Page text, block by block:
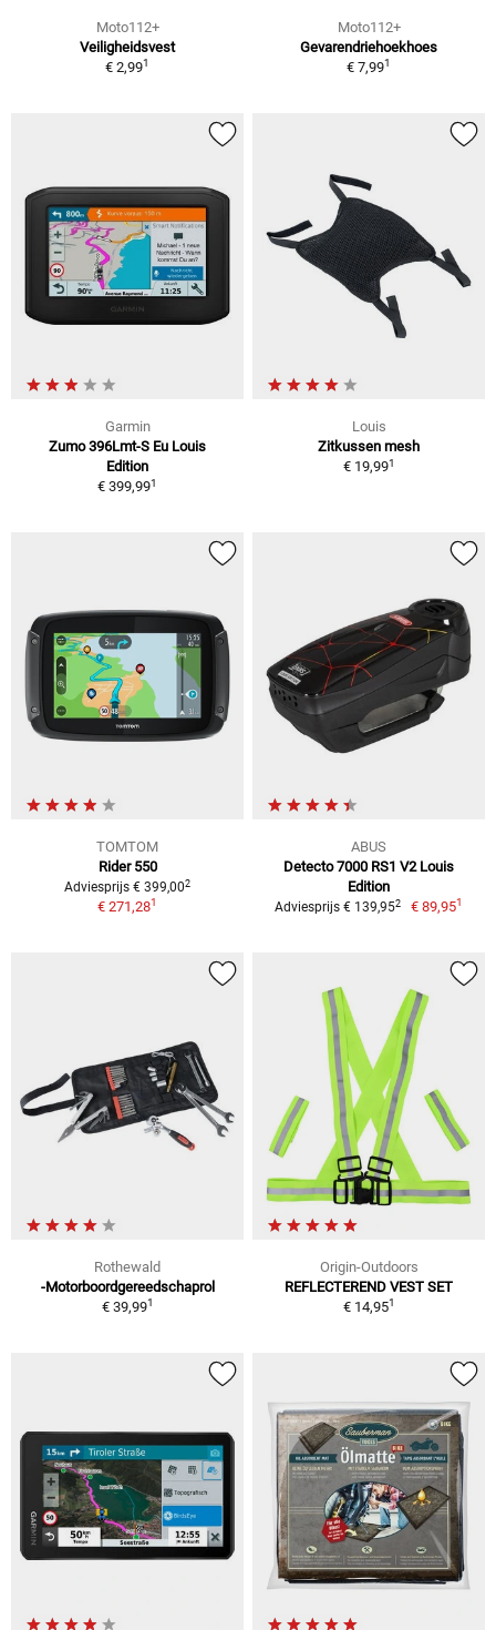
Moto112+
Veiligheidsvest
€ 2,991
Moto112+
Gevarendriehoekhoes
€ 7,991
Garmin
Zumo 396Lmt-S Eu Louis
Edition
€ 399,991
Louis
Zitkussen mesh
€ 19,991
TOMTOM
Rider 550
Adviesprijs € 399,002
€ 271,281
ABUS
Detecto 7000 RS1 V2 Louis
Edition
Adviesprijs € 139,952 € 89,951
Rothewald
-Motorboordgereedschaprol
€ 39,991
Origin-Outdoors
REFLECTEREND VEST SET
€ 14,951